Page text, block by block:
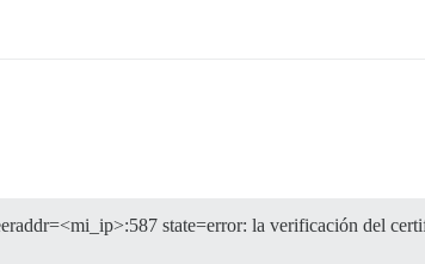
state=error: la verificación del